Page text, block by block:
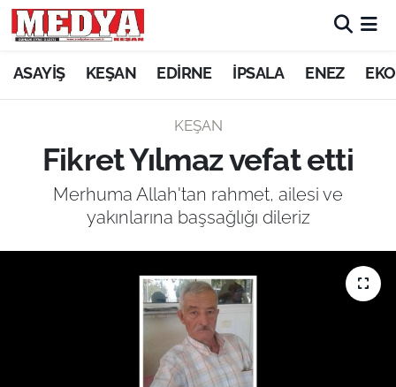
ASAYİŞ KEŞAN EDİRNE İPSALA ENEZ
KEŞAN
Fikret Yılmaz vefat etti
Merhuma Allah'tan rahmet, ailesi ve
yakınlarına başsağlığı dileriz
KEŞAN
ASAYİŞ
SİYASET
GÜNDEM